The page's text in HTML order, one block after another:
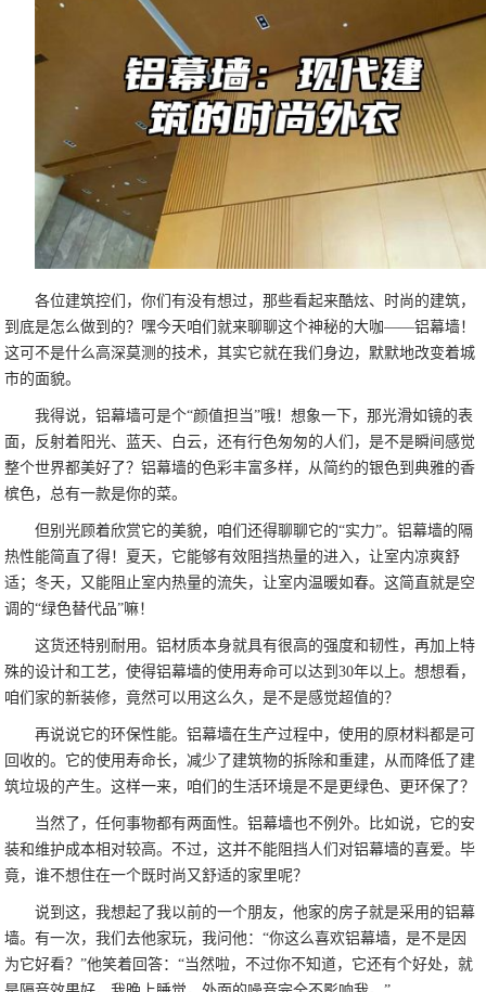
各位建筑控们，你们有没有想过，那些看起来酷炫、时尚的建筑，
到底是怎么做到的？嘿今天咱们就来聊聊这个神秘的大咖——铝幕墙！
这可不是什么高深莫测的技术，其实它就在我们身边，默默地改变着城
市的面貌。
我得说，铝幕墙可是个“颜值担当”哦！想象一下，那光滑如镜的表
面，反射着阳光、蓝天、白云，还有行色匆匆的人们，是不是瞬间感觉
整个世界都美好了？铝幕墙的色彩丰富多样，从简约的银色到典雅的香
槟色，总有一款是你的菜。
但别光顾着欣赏它的美貌，咱们还得聊聊它的“实力”。铝幕墙的隔
热性能简直了得！夏天，它能够有效阻挡热量的进入，让室内凉爽舒
适；冬天，又能阻止室内热量的流失，让室内温暖如春。这简直就是空
调的“绿色替代品”嘛！
这货还特别耐用。铝材质本身就具有很高的强度和韧性，再加上特
殊的设计和工艺，使得铝幕墙的使用寿命可以达到30年以上。想想看，
咱们家的新装修，竟然可以用这么久，是不是感觉超值的？
再说说它的环保性能。铝幕墙在生产过程中，使用的原材料都是可
回收的。它的使用寿命长，减少了建筑物的拆除和重建，从而降低了建
筑垃圾的产生。这样一来，咱们的生活环境是不是更绿色、更环保了？
当然了，任何事物都有两面性。铝幕墙也不例外。比如说，它的安
装和维护成本相对较高。不过，这并不能阻挡人们对铝幕墙的喜爱。毕
竟，谁不想住在一个既时尚又舒适的家里呢？
说到这，我想起了我以前的一个朋友，他家的房子就是采用的铝幕
墙。有一次，我们去他家玩，我问他：“你这么喜欢铝幕墙，是不是因
为它好看？”他笑着回答：“当然啦，不过你不知道，它还有个好处，就